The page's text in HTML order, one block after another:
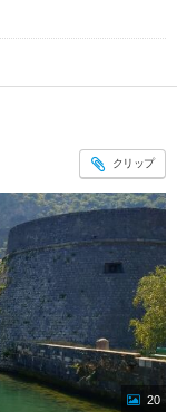
クリップ
20